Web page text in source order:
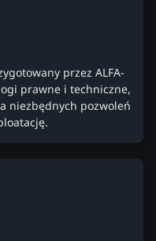
przez ALFA-
prawne i techniczne,
niezbędnych pozwoleń